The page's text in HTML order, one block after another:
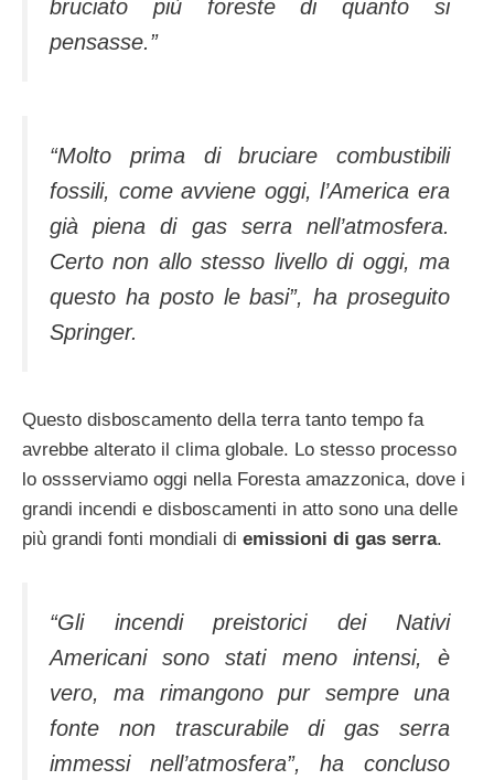
bruciato più foreste di quanto si
pensasse.”
“Molto prima di bruciare combustibili
fossili, come avviene oggi, l’America era
già piena di gas serra nell’atmosfera.
Certo non allo stesso livello di oggi, ma
questo ha posto le basi”, ha proseguito
Springer.
Questo disboscamento della terra tanto tempo fa
avrebbe alterato il clima globale. Lo stesso processo
lo ossserviamo oggi nella Foresta amazzonica, dove i
grandi incendi e disboscamenti in atto sono una delle
più grandi fonti mondiali di emissioni di gas serra.
“Gli incendi preistorici dei Nativi
Americani sono stati meno intensi, è
vero, ma rimangono pur sempre una
fonte non trascurabile di gas serra
immessi nell’atmosfera”, ha concluso